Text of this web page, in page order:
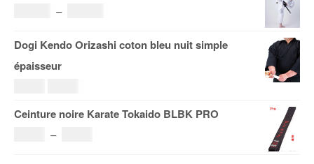
à
–
prix :
153.00€
Dogi Kendo Orizashi coton bleu nuit simple
épaisseur
prix
Ceinture noire Karate Tokaido BLBK PRO
–